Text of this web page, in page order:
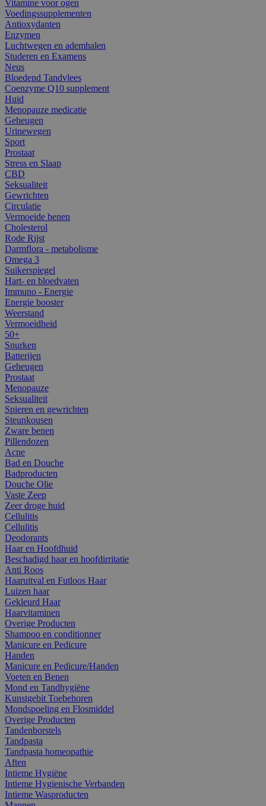
Vitamine voor ogen
Voedingssupplementen
Antioxydanten
Enzymen
Luchtwegen en ademhalen
Studeren en Examens
Neus
Bloedend Tandvlees
Coenzyme Q10 supplement
Huid
Menopauze medicatie
Geheugen
Urinewegen
Sport
Prostaat
Stress en Slaap
CBD
Seksualiteit
Gewrichten
Circulatie
Vermoeide benen
Cholesterol
Rode Rijst
Darmflora - metabolisme
Omega 3
Suikerspiegel
Hart- en bloedvaten
Immuno - Energie
Energie booster
Weerstand
Vermoeidheid
50+
Snurken
Batterijen
Geheugen
Prostaat
Menopauze
Seksualiteit
Spieren en gewrichten
Steunkousen
Zware benen
Pillendozen
Acne
Bad en Douche
Badproducten
Douche Olie
Vaste Zeep
Zeer droge huid
Cellulitis
Cellulitis
Deodorants
Haar en Hoofdhuid
Beschadigd haar en hoofdirritatie
Anti Roos
Haaruitval en Futloos Haar
Luizen haar
Gekleurd Haar
Haarvitaminen
Overige Producten
Shampoo en conditionner
Manicure en Pedicure
Handen
Manicure en Pedicure/Handen
Voeten en Benen
Mond en Tandhygiëne
Kunstgebit Toebehoren
Mondspoeling en Flosmiddel
Overige Producten
Tandenborstels
Tandpasta
Tandpasta homeopathie
Aften
Intieme Hygiëne
Intieme Hygienische Verbanden
Intieme Wasproducten